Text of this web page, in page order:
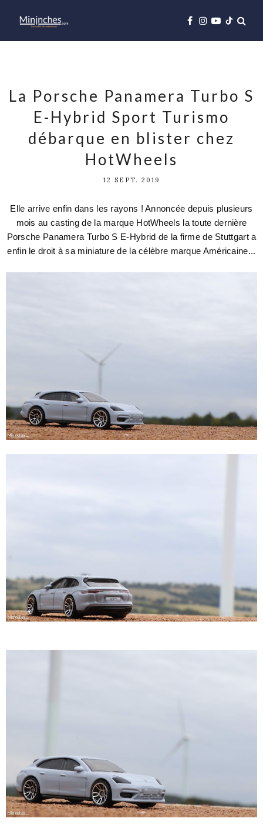
La Porsche Panamera Turbo S
E-Hybrid Sport Turismo
débarque en blister chez
HotWheels
12 SEPT. 2019
Elle arrive enfin dans les rayons ! Annoncée depuis plusieurs
mois au casting de la marque HotWheels la toute dernière
Porsche Panamera Turbo S E-Hybrid de la firme de Stuttgart a
enfin le droit à sa miniature de la célèbre marque Américaine...